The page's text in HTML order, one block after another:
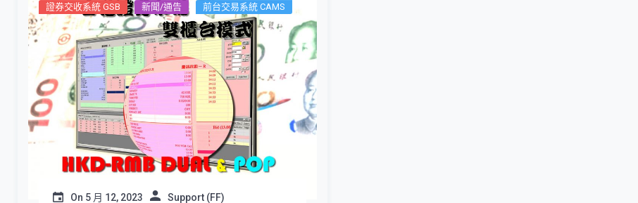
證券交收系統 GSB 新聞/通告 前台交易系統 CAMS
On 5 月 12, 2023 Support (FF)